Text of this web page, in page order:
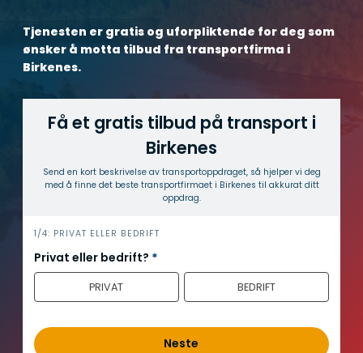
Tjenesten er gratis og uforpliktende for deg som
ønsker å motta tilbud fra transportfirma i
Birkenes.
Få et gratis tilbud på transport i
Birkenes
Send en kort beskrivelse av transport­oppdraget, så hjelper vi deg
med å finne det beste transport­firmaet i Birkenes til akkurat ditt
oppdrag.
h
e
r
1/4: PRIVAT ELLER BEDRIFT
Privat eller bedrift? *
PRIVAT BEDRIFT
Neste